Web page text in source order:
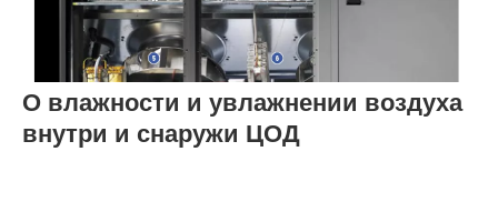
О влажности и увлажнении воздуха
внутри и снаружи ЦОД